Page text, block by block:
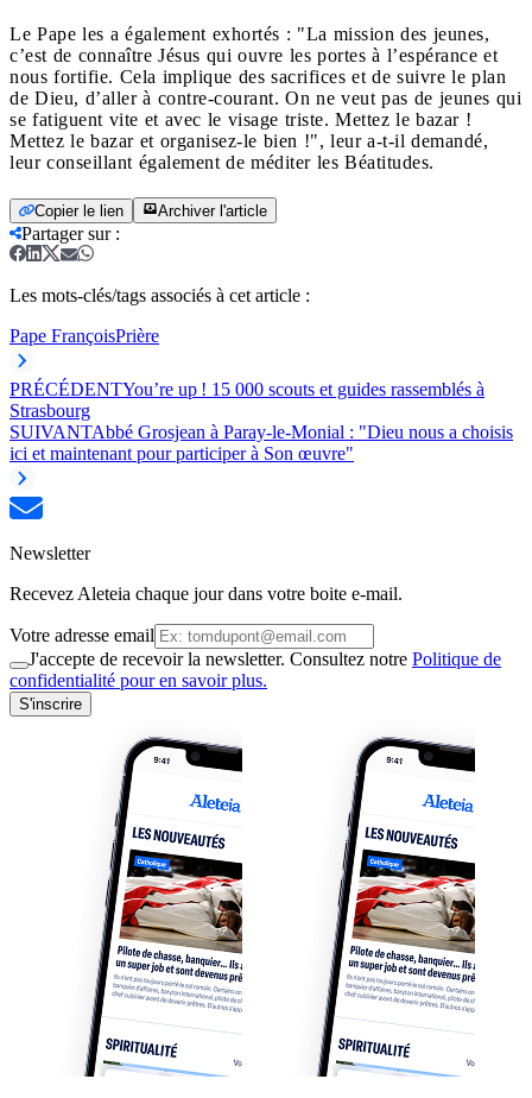
Le Pape les a également exhortés : "La mission des jeunes,
c’est de connaître Jésus qui ouvre les portes à l’espérance et
nous fortifie. Cela implique des sacrifices et de suivre le plan
de Dieu, d’aller à contre-courant. On ne veut pas de jeunes qui
se fatiguent vite et avec le visage triste. Mettez le bazar !
Mettez le bazar et organisez-le bien !", leur a-t-il demandé,
leur conseillant également de méditer les Béatitudes.
Copier le lien Archiver l'article
Partager sur:
Les mots-clés/tags associés à cet article :
Pape FrançoisPrière
PRÉCÉDENTYou’re up ! 15 000 scouts et guides rassemblés à
Strasbourg
SUIVANTAbbé Grosjean à Paray-le-Monial : "Dieu nous a choisis
ici et maintenant pour participer à Son œuvre"
Newsletter
Recevez Aleteia chaque jour dans votre boite e-mail.
Votre adresse email
J'accepte de recevoir la newsletter. Consultez notre Politique de
confidentialité pour en savoir plus.
S'inscrire